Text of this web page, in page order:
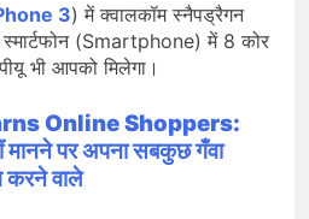
3) में क्वालकॉम स्नैपड्रैगन
(Smartphone) में 8 कोर
भी आपको मिलेगा।
Online Shoppers:
मानने पर अपना सबकुछ गँवा
वाले